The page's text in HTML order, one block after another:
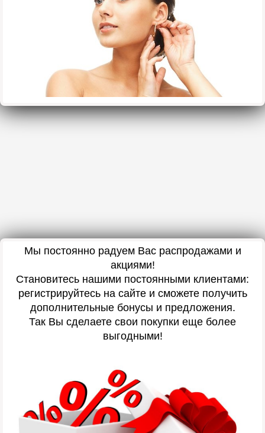
Мы постоянно радуем Вас распродажами и
акциями!
Становитесь нашими постоянными клиентами:
регистрируйтесь на сайте и сможете получить
дополнительные бонусы и предложения.
Так Вы сделаете свои покупки еще более
выгодными!